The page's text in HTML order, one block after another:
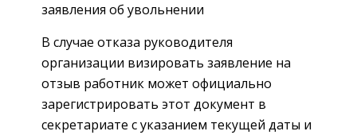
заявления об увольнении
В случае отказа руководителя
организации визировать заявление на
отзыв работник может официально
зарегистрировать этот документ в
секретариате с указанием текущей даты и